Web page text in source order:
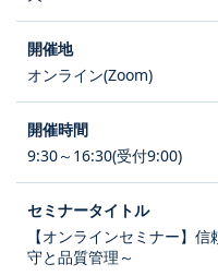
オンライン(Zoom)
9:30～16:30(受付9:00)
【オンラインセミナー】
守と品質管理～